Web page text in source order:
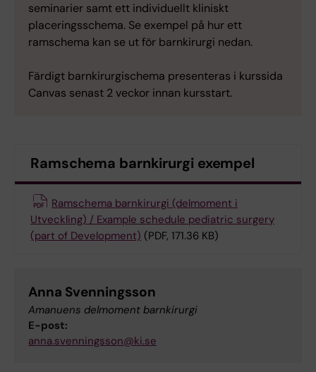
seminarier samt ett individuellt kliniskt
placeringsschema. Se exempel på hur ett
ramschema kan se ut för barnkirurgi nedan.
Färdigt barnkirurgischema presenteras i kurssida
Canvas senast 2 veckor innan kursstart.
Ramschema barnkirurgi exempel
Ramschema barnkirurgi (delmoment i
Utveckling) / Example schedule pediatric surgery
(part of Development) (PDF, 171.36 KB)
Anna Svenningsson
Amanuens delmoment barnkirurgi
E-post:
anna.svenningsson@ki.se